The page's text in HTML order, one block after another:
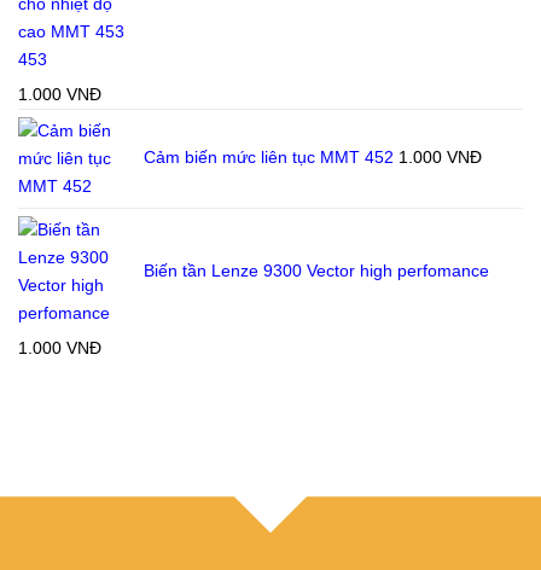
453
1.000 VNĐ
Cảm biến mức liên tục MMT 452 1.000 VNĐ
Biến tần Lenze 9300 Vector high perfomance
1.000 VNĐ